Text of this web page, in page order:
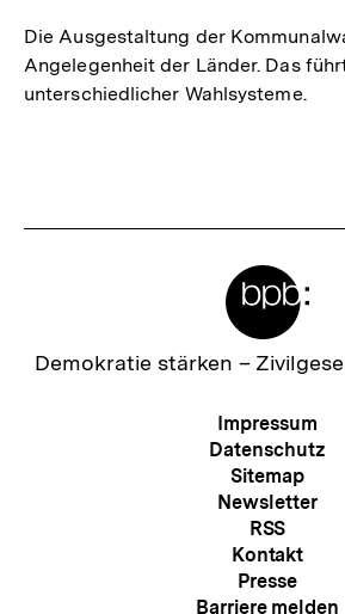
Die Ausgestaltung der
Angelegenheit der Länder. Das
unterschiedlicher Wahlsysteme.
Zur
Demokratie stärken –
Meta-
Impressum
Datenschutz
Sitemap
Newsletter
RSS
Kontakt
Presse
Barriere melden